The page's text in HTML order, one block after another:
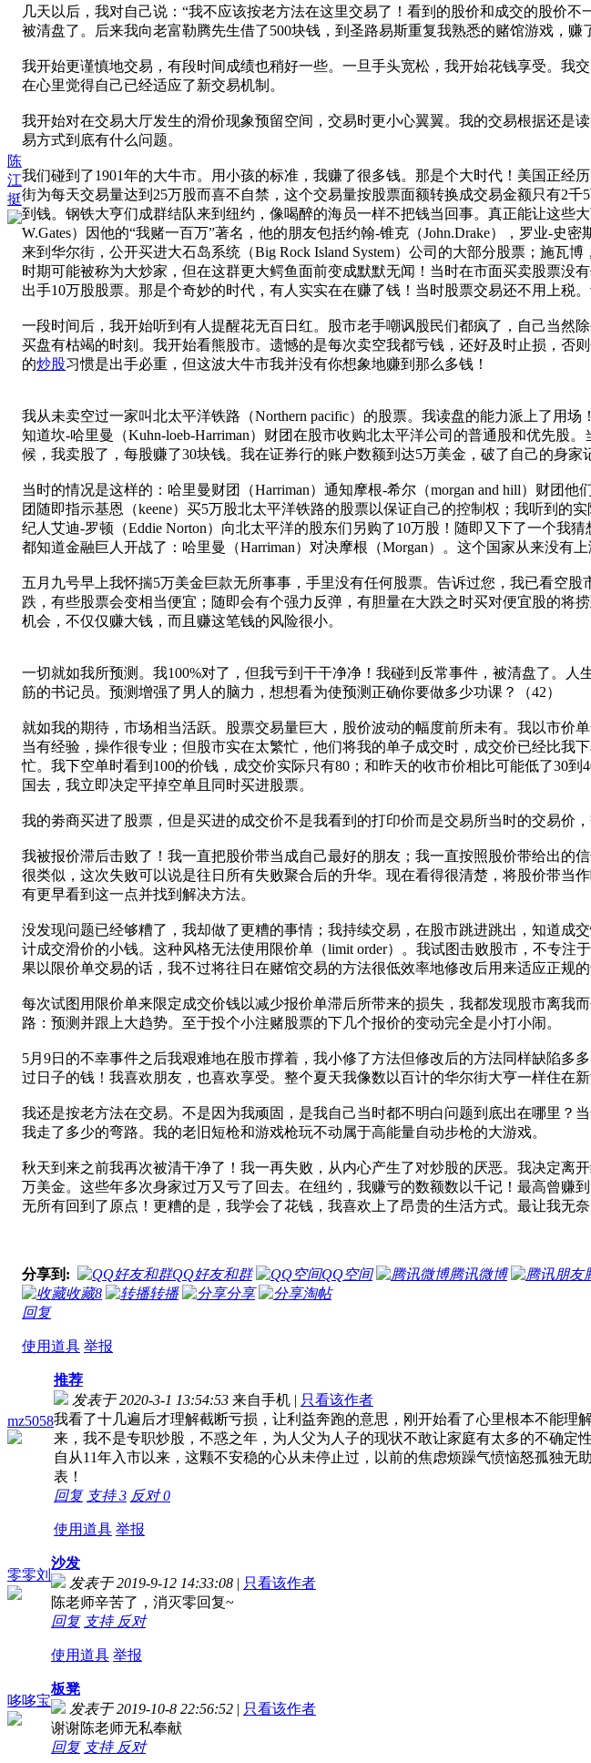
陈
江
挺
几天以后，我对自己说：“我不应该按老方法在这里交易了！看到的股价和成交的股价
被清盘了。后来我向老富勒腾先生借了500块钱，到圣路易斯重复我熟悉的赌馆游戏，赚
我开始更谨慎地交易，有段时间成绩也稍好一些。一旦手头宽松，我开始花钱享受。我
在心里觉得自己已经适应了新交易机制。
我开始对在交易大厅发生的滑价现象预留空间，交易时更小心翼翼。我的交易根据还
易方式到底有什么问题。
我们碰到了1901年的大牛市。用小孩的标准，我赚了很多钱。那是个大时代！美国正经
街为每天交易量达到25万股而喜不自禁，这个交易量按股票面额转换成交易金额只有2
到钱。钢铁大亨们成群结队来到纽约，像喝醉的海员一样不把钱当回事。真正能让这些
W.Gates）因他的“我赌一百万”著名，他的朋友包括约翰-锥克（John.Drake），罗业-史
来到华尔街，公开买进大石岛系统（Big Rock Island System）公司的大部分股票；施瓦
时期可能被称为大炒家，但在这群更大鳄鱼面前变成默默无闻！当时在市面买卖股票没
出手10万股股票。那是个奇妙的时代，有人实实在在赚了钱！当时股票交易还不用上税
一段时间后，我开始听到有人提醒花无百日红。股市老手嘲讽股民们都疯了，自己当然
买盘有枯竭的时刻。我开始看熊股市。遗憾的是每次卖空我都亏钱，还好及时止损，
的炒股习惯是出手必重，但这波大牛市我并没有你想象地赚到那么多钱！
我从未卖空过一家叫北太平洋铁路（Northern pacific）的股票。我读盘的能力派上了用
知道坎-哈里曼（Kuhn-loeb-Harriman）财团在股市收购北太平洋公司的普通股和优先股
候，我卖股了，每股赚了30块钱。我在证券行的账户数额到达5万美金，破了自己的身
当时的情况是这样的：哈里曼财团（Harriman）通知摩根-希尔（morgan and hill）财团
团随即指示基恩（keene）买5万股北太平洋铁路的股票以保证自己的控制权；我听到的
纪人艾迪-罗顿（Eddie Norton）向北太平洋的股东们另购了10万股！随即又下了一个我
都知道金融巨人开战了：哈里曼（Harriman）对决摩根（Morgan）。这个国家从来没有
五月九号早上我怀揣5万美金巨款无所事事，手里没有任何股票。告诉过您，我已看空
跌，有些股票会变相当便宜；随即会有个强力反弹，有胆量在大跌之时买对便宜股的将
机会，不仅仅赚大钱，而且赚这笔钱的风险很小。
一切就如我所预测。我100%对了，但我亏到干干净净！我碰到反常事件，被清盘了。
筋的书记员。预测增强了男人的脑力，想想看为使预测正确你要做多少功课？（42）
就如我的期待，市场相当活跃。股票交易量巨大，股价波动的幅度前所未有。我以市
当有经验，操作很专业；但股市实在太繁忙，他们将我的单子成交时，成交价已经比我
忙。我下空单时看到100的价钱，成交价实际只有80；和昨天的收市价相比可能低了30
国去，我立即决定平掉空单且同时买进股票。
我的劵商买进了股票，但是买进的成交价不是我看到的打印价而是交易所当时的交易价
我被报价滞后击败了！我一直把股价带当成自己最好的朋友；我一直按照股价带给出
很类似，这次失败可以说是往日所有失败聚合后的升华。现在看得很清楚，将股价带
有更早看到这一点并找到解决方法。
没发现问题已经够糟了，我却做了更糟的事情；我持续交易，在股市跳进跳出，知道成
计成交滑价的小钱。这种风格无法使用限价单（limit order）。我试图击败股市，不专
果以限价单交易的话，我不过将往日在赌馆交易的方法很低效率地修改后用来适应正规
每次试图用限价单来限定成交价钱以减少报价单滞后所带来的损失，我都发现股市离
路：预测并跟上大趋势。至于投个小注赌股票的下几个报价的变动完全是小打小闹。
5月9日的不幸事件之后我艰难地在股市撑着，我小修了方法但修改后的方法同样缺陷
过日子的钱！我喜欢朋友，也喜欢享受。整个夏天我像数以百计的华尔街大亨一样住在
我还是按老方法在交易。不是因为我顽固，是我自己当时都不明白问题到底出在哪里
我走了多少的弯路。我的老旧短枪和游戏枪玩不动属于高能量自动步枪的大游戏。
秋天到来之前我再次被清干净了！我一再失败，从内心产生了对炒股的厌恶。我决定离
万美金。这些年多次身家过万又亏了回去。在纽约，我赚亏的数额数以千记！最高曾赚
无所有回到了原点！更糟的是，我学会了花钱，我喜欢上了昂贵的生活方式。最让我无
分享到: QQ好友和群 QQ空间 腾讯微博
收藏8 转播 分享
淘帖
回复
使用道具 举报
mz5058
推荐
发表于 2020-3-1 13:54:53 来自手机 | 只看该作者
我看了十几遍后才理解截断亏损，让利益奔跑的意思，刚开始看了心里根本不能
来，我不是专职炒股，不惑之年，为人父为人子的现状不敢让家庭有太多的不确定
自从11年入市以来，这颗不安稳的心从未停止过，以前的焦虑烦躁气愤恼怒孤独
表！
回复 支持3 反对0
使用道具 举报
零零刘
沙发
发表于 2019-9-12 14:33:08 | 只看该作者
陈老师辛苦了，消灭零回复~
回复 支持 反对
使用道具 举报
哆哆宝
板凳
发表于 2019-10-8 22:56:52 | 只看该作者
谢谢陈老师无私奉献
回复 支持 反对